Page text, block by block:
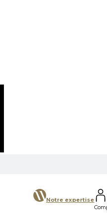
Notre expertise